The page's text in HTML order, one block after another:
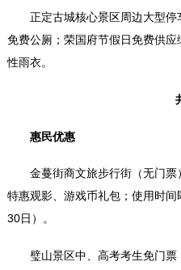
正定古城核心景区周边大型停
免费公厕；荣国府节假日免费供
性雨衣。
惠民优惠
金蔓街商文旅步行街（无门票
特惠观影、游戏币礼包；使用时
30日）。
璧山景区中、高考考生免门